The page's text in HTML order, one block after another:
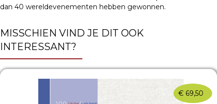
dan 40 wereldevenementen hebben gewonnen.
MISSCHIEN VIND JE DIT OOK
INTERESSANT?
€ 69,50